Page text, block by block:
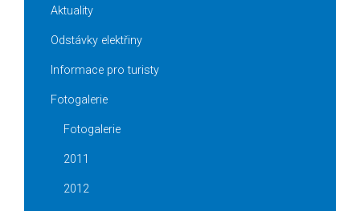
Aktuality
Odstávky elektřiny
Informace pro turisty
Fotogalerie
Fotogalerie
2011
2012